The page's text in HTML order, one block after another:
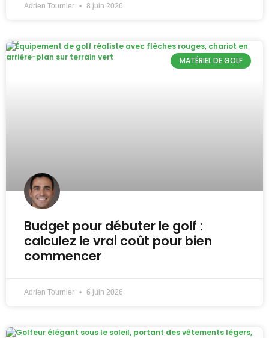
Adrien Tournier 8 juin 2026
MATÉRIEL DE GOLF
Budget pour débuter le golf :
calculez le vrai coût pour bien
commencer
Adrien Tournier 6 juin 2026